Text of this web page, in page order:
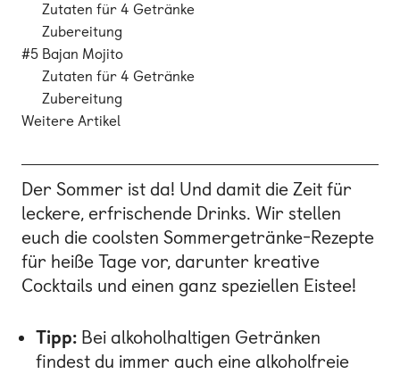
Zutaten für 4 Getränke
Zubereitung
#5 Bajan Mojito
Zutaten für 4 Getränke
Zubereitung
Weitere Artikel
Der Sommer ist da! Und damit die Zeit für
leckere, erfrischende Drinks. Wir stellen
euch die coolsten Sommergetränke-Rezepte
für heiße Tage vor, darunter kreative
Cocktails und einen ganz speziellen Eistee!
Tipp: Bei alkoholhaltigen Getränken
findest du immer auch eine alkoholfreie